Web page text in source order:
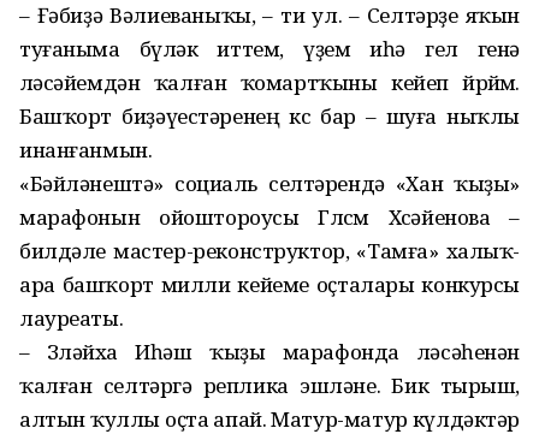
– Ғәбиҙә Вәлиеваныҡы, – ти ул. – Селтәрҙе яҡын
туғаныма бүләк иттем, үҙем иһә гел генә
өләсәйемдән ҡалған ҡомартҡыны кейеп йөрөйөм.
Башҡорт биҙәүестәренең көсө бар – шуға ныҡлы
инанғанмын.
«Бәйләнештә» социаль сел­тәрендә «Хан ҡыҙы»
марафонын ойоштороусы Гөлсөм Хөсәйенова –
билдәле мастер-реконструктор, «Тамға» халыҡ-
ара башҡорт милли кейеме оҫталары конкурсы
лау­реаты.
– Зөләйха Иһәш ҡыҙы марафонда өләсәһенән
ҡалған селтәргә реплика эшләне. Бик тырыш,
алтын ҡуллы оҫта апай. Матур-матур күлдәктәр